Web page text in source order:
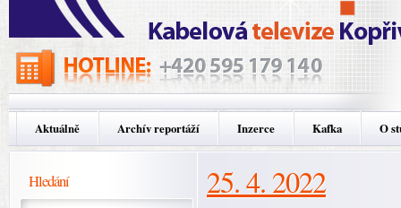
Aktuálně Archív reportáží Inzerce Kafka O
Hledání 25. 4. 2022